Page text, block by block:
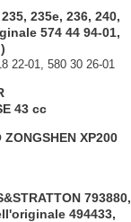
235e, 236, 240,
574 44 94-01,
22-01, 580 30 26-01
43 cc
XP200
793880,
494433,